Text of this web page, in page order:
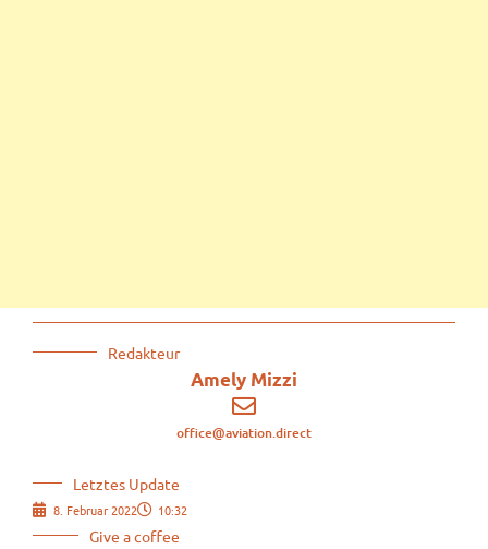
Redakteur
Amely Mizzi
office@aviation.direct
Letztes Update
8. Februar 2022 10:32
Give a coffee